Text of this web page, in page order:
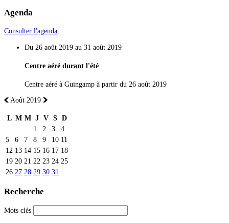
Agenda
Consulter l'agenda
Du 26 août 2019 au 31 août 2019
Centre aéré durant l'été
Centre aéré à Guingamp à partir du 26 août 2019
Août 2019
L M M J V S D
1
2 3
4
5
6 7 8 9 10 11
12 13 14 15 16 17 18
19 20 21 22 23 24 25
26 27 28 29 30 31
Recherche
Mots clés